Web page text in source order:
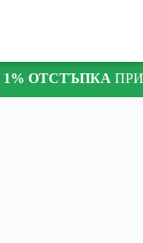
1% ОТСТЪПКА